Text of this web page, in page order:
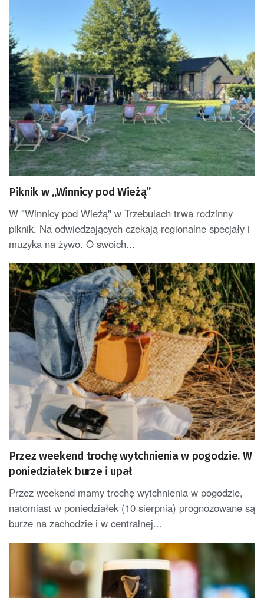
Piknik w „Winnicy pod Wieżą”
W "Winnicy pod Wieżą" w Trzebulach trwa rodzinny
piknik. Na odwiedzających czekają regionalne specjały i
muzyka na żywo. O swoich...
Przez weekend trochę wytchnienia w pogodzie. W
poniedziałek burze i upał
Przez weekend mamy trochę wytchnienia w pogodzie,
natomiast w poniedziałek (10 sierpnia) prognozowane są
burze na zachodzie i w centralnej...